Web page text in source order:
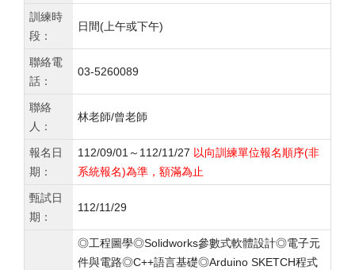
訓練時
段：
日間(上午或下午)
聯絡電
話：
03-5260089
聯絡
人：
林老師/曾老師
報名日
期：
112/09/01～112/11/27 以向訓練單位報名順序(非
系統報名)為準，額滿為止
甄試日
期：
112/11/29
◎工程圖學◎Solidworks參數式軟體設計◎電子元
件與電路◎C++語言基礎◎Arduino SKETCH程式